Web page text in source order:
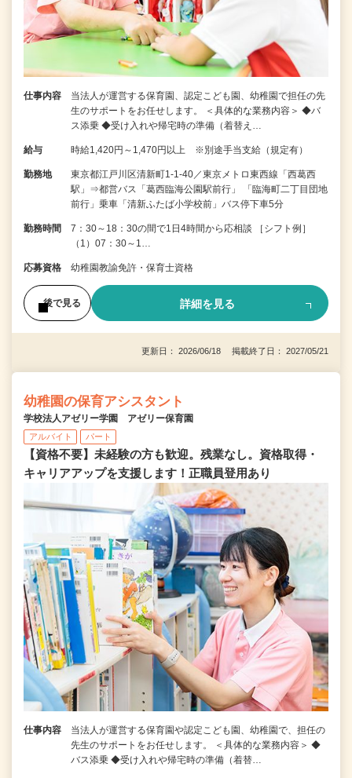
仕事内容
当法人が運営する保育園、認定こども園、幼稚園で担任の先
生のサポートをお任せします。 ＜具体的な業務内容＞ ◆バ
ス添乗 ◆受け入れや帰宅時の準備（着替え…
給与 時給1,420円～1,470円以上 ※別途手当支給（規定有）
勤務地
東京都江戸川区清新町1-1-40／東京メトロ東西線「西葛西
駅」⇒都営バス「葛西臨海公園駅前行」 「臨海町二丁目団地
前行」乗車「清新ふたば小学校前」バス停下車5分
勤務時間
7：30～18：30の間で1日4時間から応相談 ［シフト例］
（1）07：30～1…
応募資格 幼稚園教諭免許・保育士資格
後で見る 詳細を見る
更新日： 2026/06/18 掲載終了日： 2027/05/21
幼稚園の保育アシスタント
学校法人アゼリー学園 アゼリー保育園
アルバイト パート
【資格不要】未経験の方も歓迎。残業なし。資格取得・
キャリアアップを支援します！正職員登用あり
仕事内容
当法人が運営する保育園や認定こども園、幼稚園で、担任の
先生のサポートをお任せします。 ＜具体的な業務内容＞ ◆
バス添乗 ◆受け入れや帰宅時の準備（着替…